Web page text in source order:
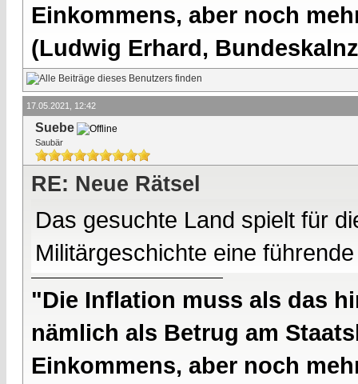
Einkommens, aber noch
(Ludwig Erhard,
17.05.2021, 12:42
Suebe
Saubär
RE: Neue Rätsel
Das gesuchte Land spielt für
Militärgeschichte eine
"Die Inflation muss als das
nämlich als Betrug am
Einkommens, aber noch